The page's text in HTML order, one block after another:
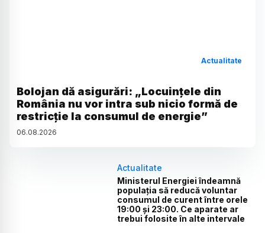
Actualitate
Bolojan dă asigurări: „Locuințele din
România nu vor intra sub nicio formă de
restricție la consumul de energie”
06.08.2026
Actualitate
Ministerul Energiei îndeamnă
populația să reducă voluntar
consumul de curent între orele
19:00 și 23:00. Ce aparate ar
trebui folosite în alte intervale